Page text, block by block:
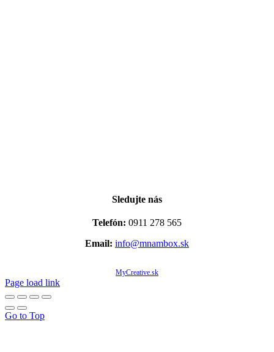
Sledujte nás
Telefón: 0911 278 565
Email: info@mnambox.sk
MyCreative.sk
Page load link
Go to Top